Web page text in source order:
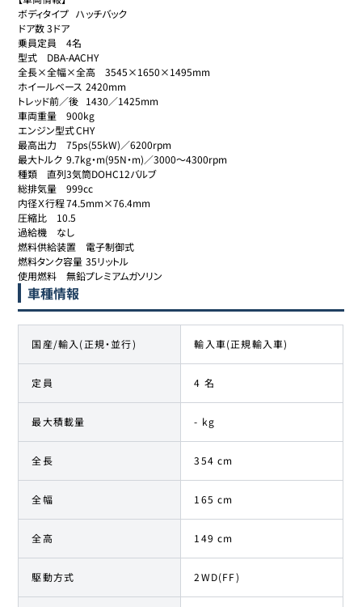
ボディタイプ	ハッチバック
ドア数	3ドア
乗員定員	4名
型式	DBA-AACHY
全長×全幅×全高	3545×1650×1495mm
ホイールベース	2420mm
トレッド前／後	1430／1425mm
車両重量	900kg
エンジン型式	CHY
最高出力	75ps(55kW)／6200rpm
最大トルク	9.7kg・m(95N・m)／3000～4300rpm
種類	直列3気筒DOHC12バルブ
総排気量	999cc
内径Ｘ行程	74.5mm×76.4mm
圧縮比	10.5
過給機	なし
燃料供給装置	電子制御式
燃料タンク容量	35リットル
使用燃料	無鉛プレミアムガソリン
車種情報
国産/輸入(正規・並行) 輸入車(正規輸入車)
定員 4 名
最大積載量 - kg
全長 354 cm
全幅 165 cm
全高 149 cm
駆動方式 2WD(FF)